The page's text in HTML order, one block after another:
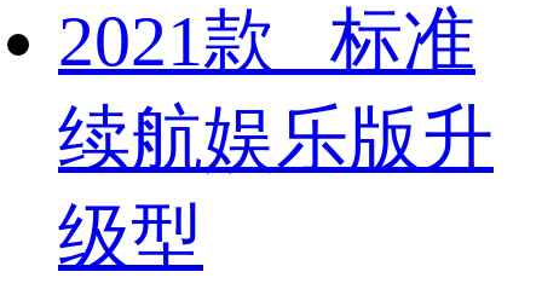
2021款 标准
续航娱乐版升
级型